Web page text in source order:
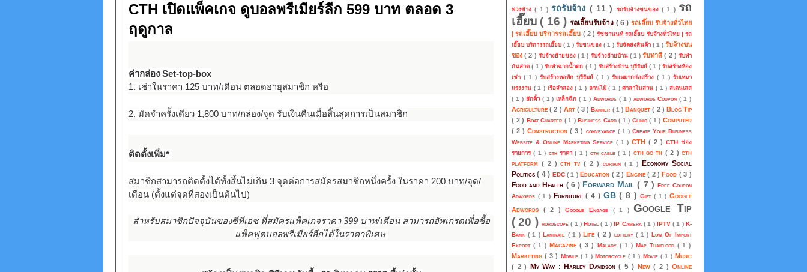
CTH เปิดแพ็คเกจ ดูบอลพรีเมียร์ลีก 599 บาท ตลอด 3
ฤดูกาล
ค่ากล่อง Set-top-box
1. เช่าในราคา 125 บาท/เดือน ตลอดอายุสมาชิก หรือ
2. มัดจำครั้งเดียว 1,800 บาท/กล่อง/จุด รับเงินคืนเมื่อสิ้นสุดการเป็นสมาชิก
ติดตั้งเพิ่ม*
สมาชิกสามารถติดตั้งได้ทั้งสิ้นไม่เกิน 3 จุดต่อการสมัครสมาชิกหนึ่งครั้ง ในราคา 200 บาท/จุด/
เดือน (ตั้งแต่จุดที่สองเป็นต้นไป)
สำหรับสมาชิกปัจจุบันของซีทีเอช ที่สมัครแพ็คเกจราคา 399 บาท/เดือน สามารถอัพเกรดเพื่อซื้อ
แพ็คฟุตบอลพรีเมียร์ลีกได้ในราคาพิเศษ
พ่วงข้าง( 1 )รถรับจ้าง ( 11 ) รถรับจ้างขนของ( 1 ) รถ
เฮี๊ยบ ( 16 )รถเฮี๊ยบรับจ้าง ( 6 ) รถเฮี๊ยบ รับจ้างทั่วไทย
| รถเฮี๊ยบ บริการรถเฮี๊ยบ ( 2 )รัชชานนท์ รถเฮี๊ยบ รับจ้างทั่วไทย | รถ
เฮี๊ยบ บริการรถเฮี๊ยบ ( 1 ) รับขนของ ( 1 ) รับจัดส่งสินค้า ( 1 ) รับจ้างขน
ของ( 2 ) รับจ้างย้ายของ ( 1 ) รับจ้างย้ายบ้าน ( 1 )รับทาสี( 2 ) รับทำ
กันสาด( 1 )รับทำฉากน้ำตก ( 1 ) รับสร้างบ้าน บุรีรัมย์( 1 )รับสร้างห้อง
เช่า ( 1 ) รับสร้างหอพัก บุรีรัมย์ ( 1 )รับเหมากก่อสร้าง( 1 )รับเหมา
แรงงาน ( 1 ) เรือจำลอง( 1 ) ลานไม้( 1 )ศาลาในสวน ( 1 ) สเตนเลส
( 1 ) สักคิ้ว ( 1 )เหล็กฉีก( 1 ) Adwords ( 1 ) adwords Coupon( 1 )
Agriculture( 2 ) Art ( 3 )Banner ( 1 ) Banquet( 2 ) Blog Tip
( 2 ) Boat Charter ( 1 )Business Card( 1 ) Clinic( 1 )Computer
( 2 )Construction( 3 ) conveyance ( 1 ) Create Your Business
Website & Online Marketing Service ( 1 )CTH( 2 )CTH ช่อง
รายการ( 1 ) cth ราคา( 1 ) cth cable( 1 ) cth go th ( 2 )cth
platform ( 2 )cth tv( 2 ) curtain ( 1 ) Economy Social
Politics( 4 ) EDC( 1 ) Education ( 2 ) Engine( 2 )Food ( 3 )
Food and Health ( 6 ) Forward Mail( 7 ) Free Coupon
Adwords ( 1 ) Furniture( 4 ) GB( 8 )Gift ( 1 ) Google
Adwords ( 2 )Google Engage ( 1 )Google Tip
( 20 ) horoscope( 1 )Hotel( 1 )IP Camera ( 1 ) IPTV( 1 )K-
Bank ( 1 )Laminate ( 1 ) Life( 2 ) lottery( 1 ) Low Of Import
Export( 1 ) Magazine( 3 ) Malady ( 1 ) Map Thaiflood ( 1 )
Marketing( 3 ) Mobile ( 1 ) Motorcycle( 1 ) Movie ( 1 ) Music
( 2 ) My Way : Harley Davidson( 5 ) New( 2 )Online